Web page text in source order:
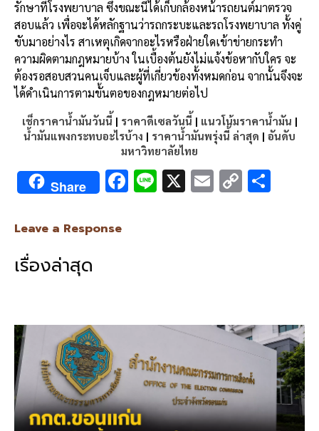
รักษาที่โรงพยาบาล ซึ่งขณะนี้ได้เก็บกล้องหน้ารถยนต์มาตรวจ
สอบแล้ว เพื่อจะได้หลักฐานว่ารถกระบะและรถโรงพยาบาล ทั้งคู่
ขับมาอย่างไร สาเหตุเกิดจากอะไรหรือฝ่ายใดเข้าข่ายกระทำ
ความผิดตามกฎหมายบ้าง ในเบื้องต้นยังไม่แจ้งข้อหากับใคร จะ
ต้องรอสอบสวนคนเจ็บและผู้ที่เกี่ยวข้องทั้งหมดก่อน จากนั้นจึงจะ
ได้ดำเนินการตามขั้นตอของกฎหมายต่อไป
เช็กราคาน้ำมันวันนี้ | ราคาดีเซลวันนี้ | แนวโน้มราคาน้ำมัน |
น้ำมันแพงกระทบอะไรบ้าง | ราคาน้ำมันพรุ่งนี้ ล่าสุด | อันดับ
มหาวิทยาลัยไทย
Share F
k
Li X E C
Leave a Response
เรื่องล่าสุด